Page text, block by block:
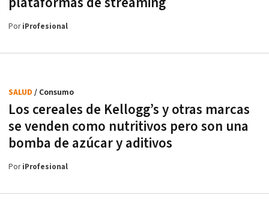
PoriProfesional
Los cereales de Kellogg’s y otras marcas
se venden como nutritivos pero son una
bomba de azúcar y aditivos
SALUD / Consumo
PoriProfesional